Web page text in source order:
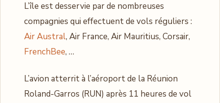
L’île est desservie par de nombreuses
compagnies qui effectuent de vols réguliers :
Air Austral, Air France, Air Mauritius, Corsair,
FrenchBee, …
L’avion atterrit à l’aéroport de la Réunion
Roland-Garros (RUN) après 11 heures de vol